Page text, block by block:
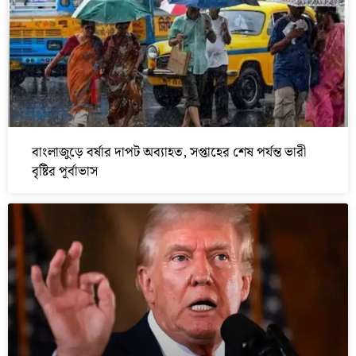
বাংলাজুড়ে বর্ষার দাপট অব্যাহত, সপ্তাহের শেষ পর্যন্ত ভারী
বৃষ্টির পূর্বাভাস